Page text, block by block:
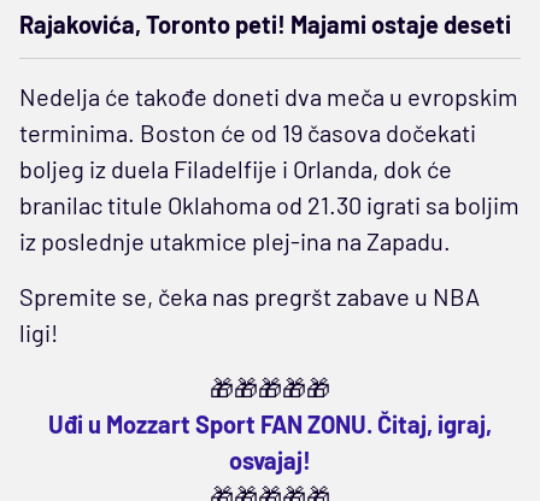
Rajakovića, Toronto peti! Majami ostaje deseti
Nedelja će takođe doneti dva meča u evropskim
terminima. Boston će od 19 časova dočekati
boljeg iz duela Filadelfije i Orlanda, dok će
branilac titule Oklahoma od 21.30 igrati sa boljim
iz poslednje utakmice plej-ina na Zapadu.
Spremite se, čeka nas pregršt zabave u NBA
ligi!
🎁🎁🎁🎁🎁
Uđi u Mozzart Sport FAN ZONU. Čitaj, igraj,
osvajaj!